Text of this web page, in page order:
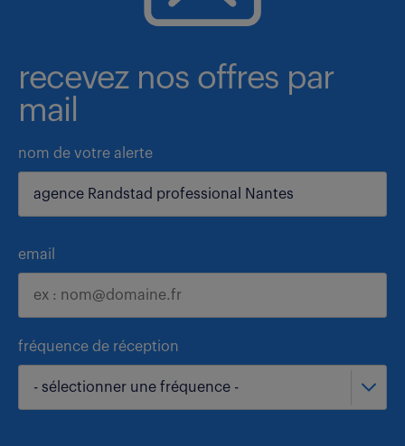
recevez nos offres par
mail
nom de votre alerte
email
fréquence de réception
- sélectionner une fréquence -